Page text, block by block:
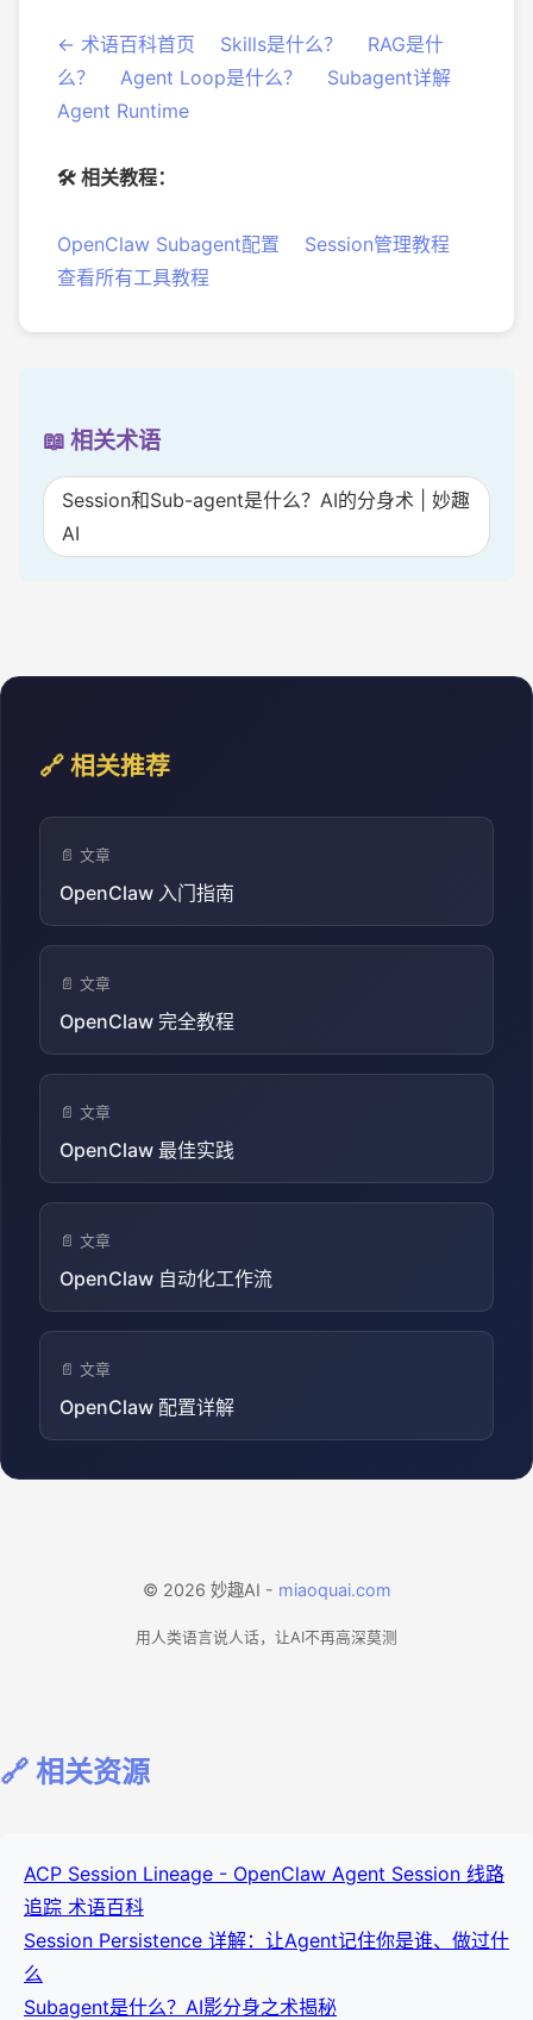
← 术语百科首页 Skills是什么？
RAG是什
么？
Agent Loop是什么？
Subagent详解
Agent Runtime
🛠️ 相关教程：
OpenClaw Subagent配置
Session管理教程
查看所有工具教程
📖 相关术语
Session和Sub-agent是什么？AI的分身术 | 妙趣
AI
🔗 相关推荐
📄 文章
OpenClaw 入门指南
📄 文章
OpenClaw 完全教程
📄 文章
OpenClaw 最佳实践
📄 文章
OpenClaw 自动化工作流
📄 文章
OpenClaw 配置详解
© 2026 妙趣AI - miaoquai.com
用人类语言说人话，让AI不再高深莫测
🔗 相关资源
ACP Session Lineage - OpenClaw Agent Session 线路
追踪 术语百科
Session Persistence 详解：让Agent记住你是谁、做过什
么
Subagent是什么？AI影分身之术揭秘